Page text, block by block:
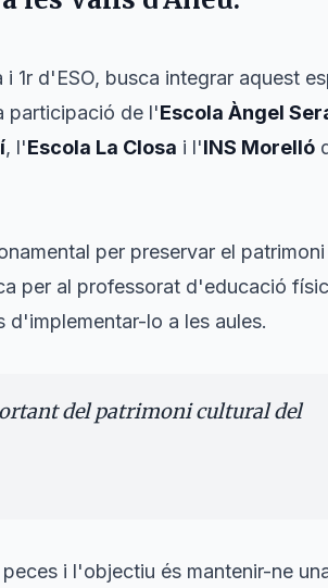
1r d'ESO, busca integrar aquest
participació de l'Escola Àngel
, l'Escola La Closa i l'INS Morelló
per preservar el
per al professorat d'educació
lo a les aules.
del patrimoni cultural del
i l'objectiu és mantenir-ne